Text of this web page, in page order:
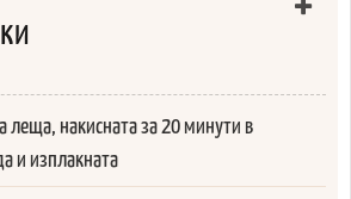
леща, накисната за 20 минути в
и изплакната